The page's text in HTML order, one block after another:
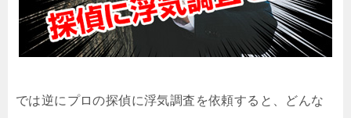
では逆にプロの探偵に浮気調査を依頼すると、どんな